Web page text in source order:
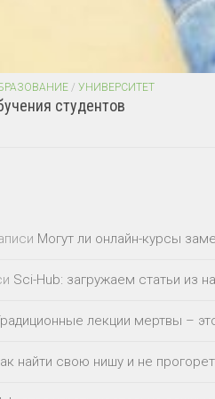
/ УНИВЕРСИТЕТ
студентов
Могут ли онлайн-курсы
Sci-Hub: загружаем статьи из
лекции мертвы –
найти свою нишу и не